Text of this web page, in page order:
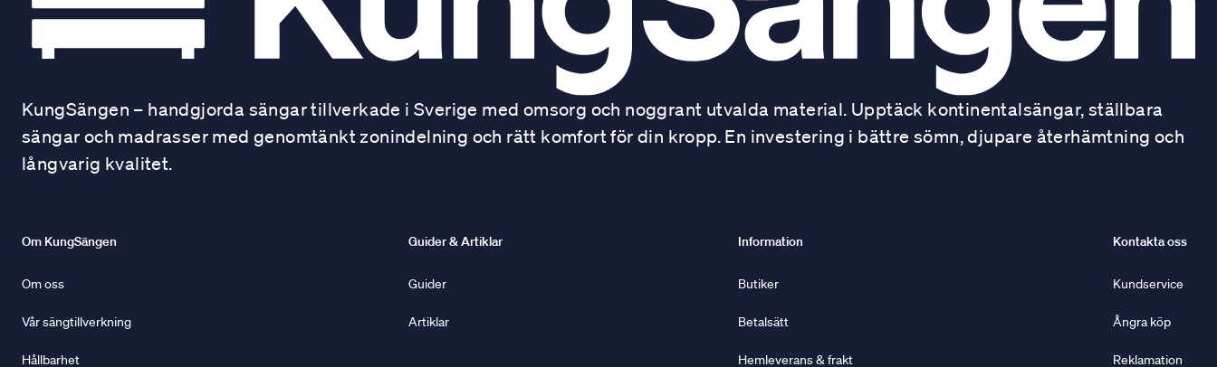
KungSängen – handgjorda sängar tillverkade i Sverige med omsorg och noggrant utvalda material. Upptäck kontinentalsängar, ställbara
sängar och madrasser med genomtänkt zonindelning och rätt komfort för din kropp. En investering i bättre sömn, djupare återhämtning och
långvarig kvalitet.
Om KungSängen
Om oss
Vår sängtillverkning
Hållbarhet
Guider & Artiklar
Guider
Artiklar
Information
Butiker
Betalsätt
Hemleverans & frakt
Kontakta oss
Kundservice
Ångra köp
Reklamation